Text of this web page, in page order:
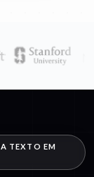
TEXTO EM